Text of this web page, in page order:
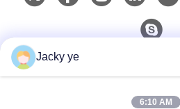
Jacky ye
6:10 AM